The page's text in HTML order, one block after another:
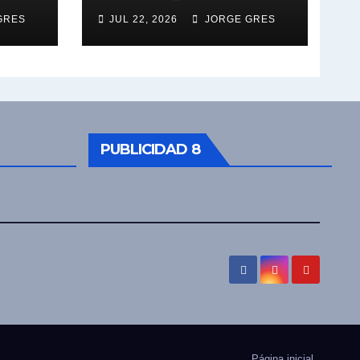
JUL 22, 2026 JORGE GRES
PUBLICIDAD 8